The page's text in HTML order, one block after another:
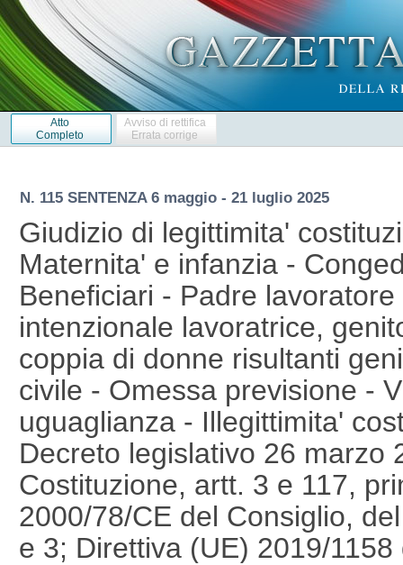
Atto
Completo
Avviso di rettifica
Errata corrige
N. 115 SENTENZA 6 maggio - 21 luglio 2025
Giudizio di legittimita'
Maternita' e infanzia -
Beneficiari - Padre
intenzionale lavoratrice,
coppia di donne risultanti
civile - Omessa previsione -
uguaglianza - Illegittimita'
Decreto legislativo 26 marzo
Costituzione, artt. 3 e 117,
2000/78/CE del Consiglio,
e 3; Direttiva (UE) 2019/